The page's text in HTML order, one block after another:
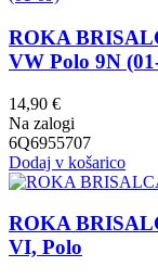
ROKA
VW Polo 9N
14,90 €
Na zalogi
6Q6955707
Dodaj v košarico
ROKA
VI, Polo